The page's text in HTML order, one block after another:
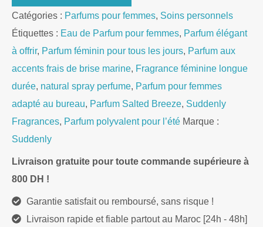
Fragrances
Salted
Breeze
Eau
de
Parfum
50ml
Catégories : Parfums pour femmes, Soins personnels
Étiquettes : Eau de Parfum pour femmes, Parfum élégant
à offrir, Parfum féminin pour tous les jours, Parfum aux
accents frais de brise marine, Fragrance féminine longue
durée, natural spray perfume, Parfum pour femmes
adapté au bureau, Parfum Salted Breeze, Suddenly
Fragrances, Parfum polyvalent pour l’été Marque :
Suddenly
Livraison gratuite pour toute commande supérieure à
800 DH !
Garantie satisfait ou remboursé, sans risque !
Livraison rapide et fiable partout au Maroc [24h - 48h]